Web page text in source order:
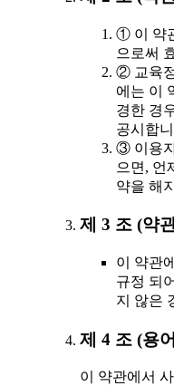
① 이 약
으로써
② 교육
에는 이
경한 경
공시합
③ 이용
으면, 언
약을 해
제 3 조 (약
이 약관
규정 되
지 않은
제 4 조 (용
이 약관에서